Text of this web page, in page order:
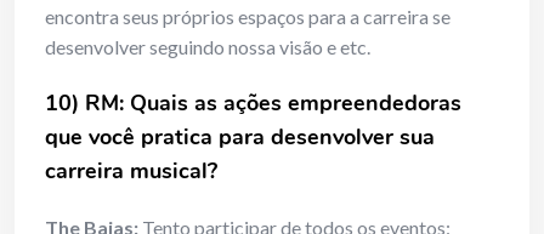
encontra seus próprios espaços para a carreira se
desenvolver seguindo nossa visão e etc.
10) RM: Quais as ações empreendedoras
que você pratica para desenvolver sua
carreira musical?
The Baias: Tento participar de todos os eventos: